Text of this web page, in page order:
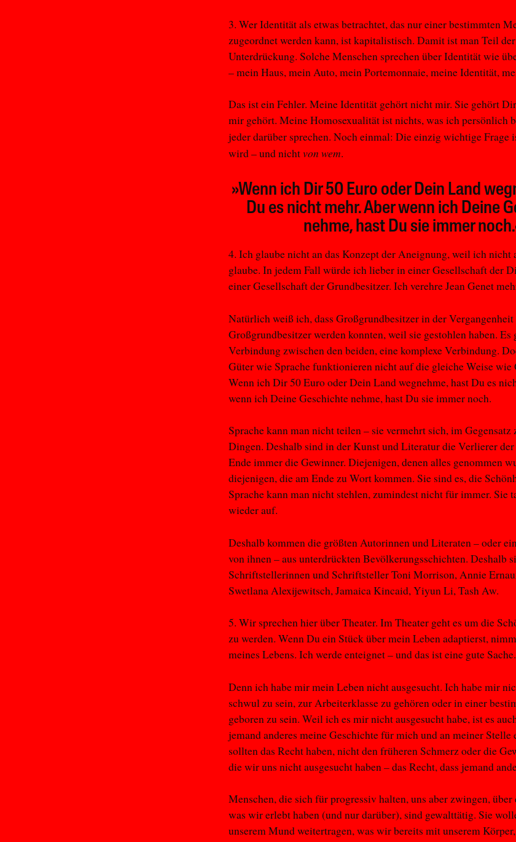
3. Wer Identität als etwas betrachtet, das nur einer bestimmten
zugeordnet werden kann, ist kapitalistisch. Damit ist man Teil
Unterdrückung. Solche Menschen sprechen über Identität wie
– mein Haus, mein Auto, mein Portemonnaie, meine Identität,
Das ist ein Fehler. Meine Identität gehört nicht mir. Sie gehört
mir gehört. Meine Homosexualität ist nichts, was ich persönlich
jeder darüber sprechen. Noch einmal: Die einzig wichtige Frage
wird – und nichtvon wem.
»Wenn ich Dir 50 Euro oder Dein Land
Du es nicht mehr. Aber wenn ich Deine
nehme, hast Du sie immer
4. Ich glaube nicht an das Konzept der Aneignung, weil ich nicht
glaube. In jedem Fall würde ich lieber in einer Gesellschaft der
einer Gesellschaft der Grundbesitzer. Ich verehre Jean Genet
Natürlich weiß ich, dass Großgrundbesitzer in der
Großgrundbesitzer werden konnten, weil sie gestohlen haben. Es
Verbindung zwischen den beiden, eine komplexe Verbindung.
Güter wie Sprache funktionieren nicht auf die gleiche Weise wie
Wenn ich Dir 50 Euro oder Dein Land wegnehme, hast Du es
wenn ich Deine Geschichte nehme, hast Du sie immer noch.
Sprache kann man nicht teilen – sie vermehrt sich, im
Dingen. Deshalb sind in der Kunst und Literatur die Verlierer
Ende immer die Gewinner. Diejenigen, denen alles genommen
diejenigen, die am Ende zu Wort kommen. Sie sind es, die
Sprache kann man nicht stehlen, zumindest nicht für immer. Sie
wieder auf.
Deshalb kommen die größten Autorinnen und Literaten – oder
von ihnen – aus unterdrückten Bevölkerungsschichten. Deshalb
Schriftstellerinnen und Schriftsteller Toni Morrison, Annie
Swetlana Alexijewitsch, Jamaica Kincaid, Yiyun Li, Tash Aw.
5. Wir sprechen hier über Theater. Im Theater geht es um die
zu werden. Wenn Du ein Stück über mein Leben adaptierst,
meines Lebens. Ich werde enteignet – und das ist eine gute Sache.
Denn ich habe mir mein Leben nicht ausgesucht. Ich habe mir
schwul zu sein, zur Arbeiterklasse zu gehören oder in einer
geboren zu sein. Weil ich es mir nicht ausgesucht habe, ist es
jemand anderes meine Geschichte für mich und an meiner
sollten das Recht haben, nicht den früheren Schmerz oder die
die wir uns nicht ausgesucht haben – das Recht, dass jemand
Menschen, die sich für progressiv halten, uns aber zwingen, über
was wir erlebt haben (und nur darüber), sind gewalttätig. Sie
unserem Mund weitertragen, was wir bereits mit unserem